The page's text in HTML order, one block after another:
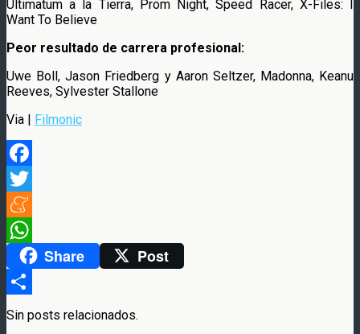
Ultimatum a la Tierra, Prom Night, Speed Racer, X-Files: I
Want To Believe
Peor resultado de carrera profesional:
Uwe Boll, Jason Friedberg y Aaron Seltzer, Madonna, Keanu
Reeves, Sylvester Stallone
Via | Filmonic
Facebook
Twitter
Meneame
WhatsAppShare Post
Compartir
Sin posts relacionados.